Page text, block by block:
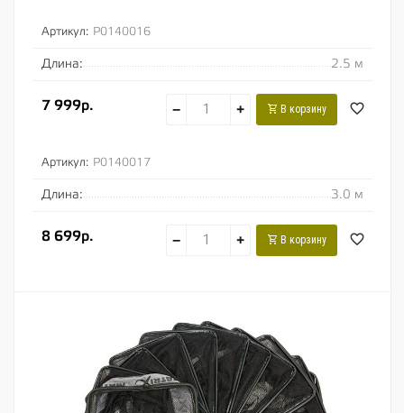
Артикул: P0140016
Длина: 2.5 м
7 999р. − + В корзину
Артикул: P0140017
Длина: 3.0 м
8 699р. − + В корзину